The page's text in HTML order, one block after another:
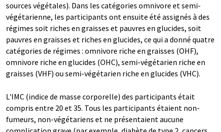
sources végétales). Dans les catégories omnivore et semi-
végétarienne, les participants ont ensuite été assignés à des
régimes soit riches en graisses et pauvres en glucides, soit
pauvres en graisses et riches en glucides, ce qui a donné quatre
catégories de régimes : omnivore riche en graisses (OHF),
omnivore riche en glucides (OHC), semi-végétarien riche en
graisses (VHF) ou semi-végétarien riche en glucides (VHC).
L'IMC (indice de masse corporelle) des participants était
compris entre 20 et 35. Tous les participants étaient non-
fumeurs, non-végétariens et ne présentaient aucune